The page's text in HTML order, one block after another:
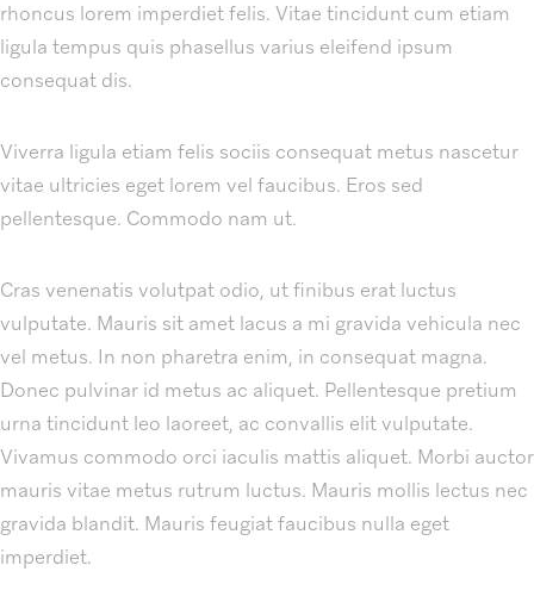
rhoncus lorem imperdiet felis. Vitae tincidunt cum etiam
ligula tempus quis phasellus varius eleifend ipsum
consequat dis.
Viverra ligula etiam felis sociis consequat metus nascetur
vitae ultricies eget lorem vel faucibus. Eros sed
pellentesque. Commodo nam ut.
Cras venenatis volutpat odio, ut finibus erat luctus
vulputate. Mauris sit amet lacus a mi gravida vehicula nec
vel metus. In non pharetra enim, in consequat magna.
Donec pulvinar id metus ac aliquet. Pellentesque pretium
urna tincidunt leo laoreet, ac convallis elit vulputate.
Vivamus commodo orci iaculis mattis aliquet. Morbi auctor
mauris vitae metus rutrum luctus. Mauris mollis lectus nec
gravida blandit. Mauris feugiat faucibus nulla eget
imperdiet.